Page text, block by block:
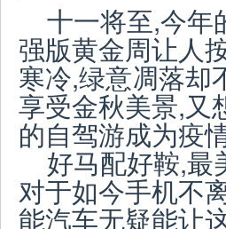
十一将至,今年
强版黄金周让人
寒冷,绿意凋落却
享受金秋美景,又
的自驾游成为疫
好马配好鞍,最
对于如今手机不
能汽车无疑能让